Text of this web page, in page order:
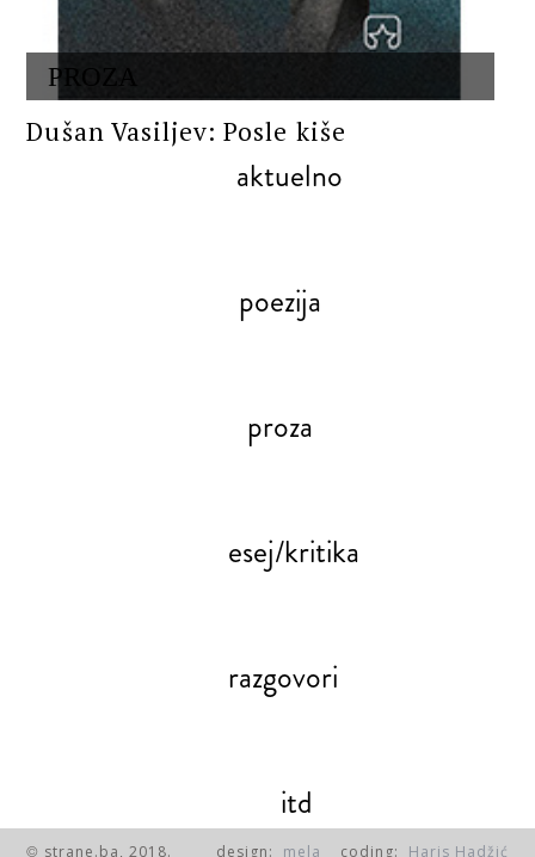
PROZA
Dušan Vasiljev: Posle kiše
aktuelno
poezija
proza
esej/kritika
razgovori
itd
© strane.ba, 2018. design: mela coding: Haris Hadžić